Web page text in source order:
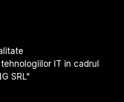
IT in cadrul
SRL"